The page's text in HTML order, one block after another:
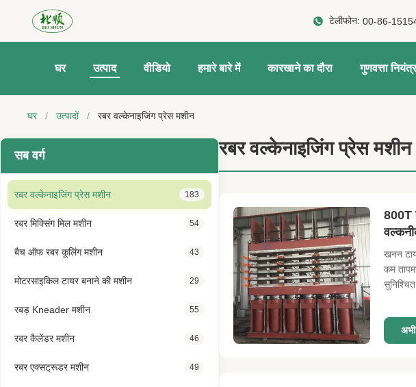
टेलीफोन:00-86-
घर उत्पाद वीडियो हमारे बारे में कारखाने का दौरा गुणवत्ता
घर / उत्पादों / रबर वल्केनाइजिंग प्रेस मशीन
सब वर्ग
रबर वल्केनाइजिंग प्रेस मशीन 183
रबर मिक्सिंग मिल मशीन 54
बैच ऑफ रबर कूलिंग मशीन 43
मोटरसाइकिल टायर बनाने की मशीन 29
रबड़ Kneader मशीन 55
रबर कैलेंडर मशीन 46
रबर एक्सट्रूडर मशीन 49
रबर वल्केनाइजिंग प्रेस मशीन
800T
खनन
कम